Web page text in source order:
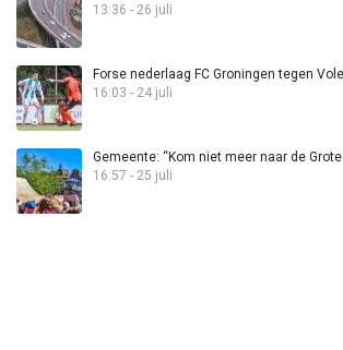
13:36 - 26 juli
Forse nederlaag FC Groningen tegen
16:03 - 24 juli
Gemeente: “Kom niet meer naar de
16:57 - 25 juli